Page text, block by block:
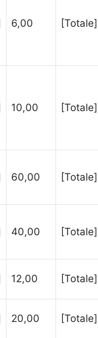
6,00 [Totale]
10,00 [Totale]
60,00 [Totale]
40,00 [Totale]
12,00 [Totale]
20,00 [Totale]